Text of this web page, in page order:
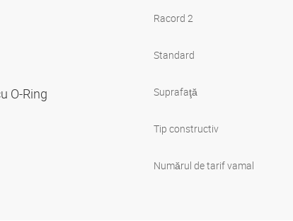
O-Ring
Racord 2
Standard
Suprafaţă
Tip constructiv
Numărul de tarif vamal